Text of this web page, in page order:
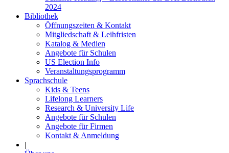
2024
Bibliothek
Öffnungszeiten & Kontakt
Mitgliedschaft & Leihfristen
Katalog & Medien
Angebote für Schulen
US Election Info
Veranstaltungsprogramm
Sprachschule
Kids & Teens
Lifelong Learners
Research & University Life
Angebote für Schulen
Angebote für Firmen
Kontakt & Anmeldung
|